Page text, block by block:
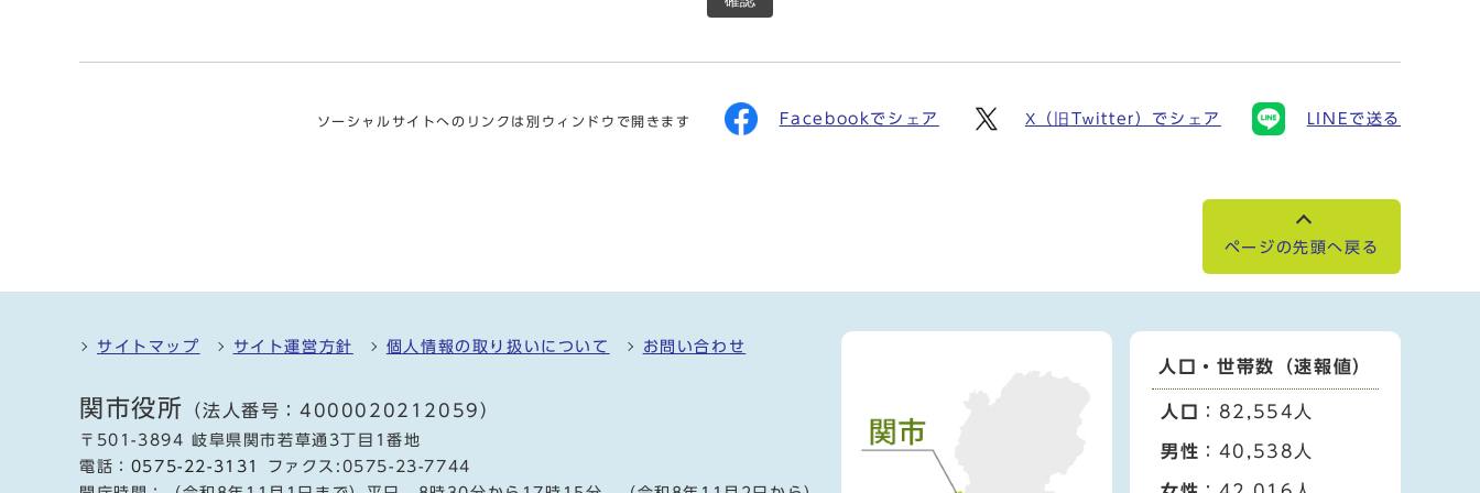
ソーシャルサイトへのリンクは別ウィンドウで開きます Facebookでシェア X（旧Twitter）でシェア LINEで送る
ページの先頭へ戻る
サイトマップ サイト運営方針 個人情報の取り扱いについて お問い合わせ
関市役所 （法人番号：4000020212059）
〒501-3894 岐阜県関市若草通3丁目1番地
電話： 0575-22-3131
ファクス:0575-23-7744
人口・世帯数（速報値）
人口 ：82,554人
男性 ：40,538人